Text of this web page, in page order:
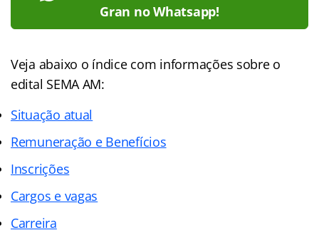
Gran no Whatsapp!
Veja abaixo o índicecom informações sobre o
edital SEMA AM:
Situação atual
Remuneração e Benefícios
Inscrições
Cargos e vagas
Carreira